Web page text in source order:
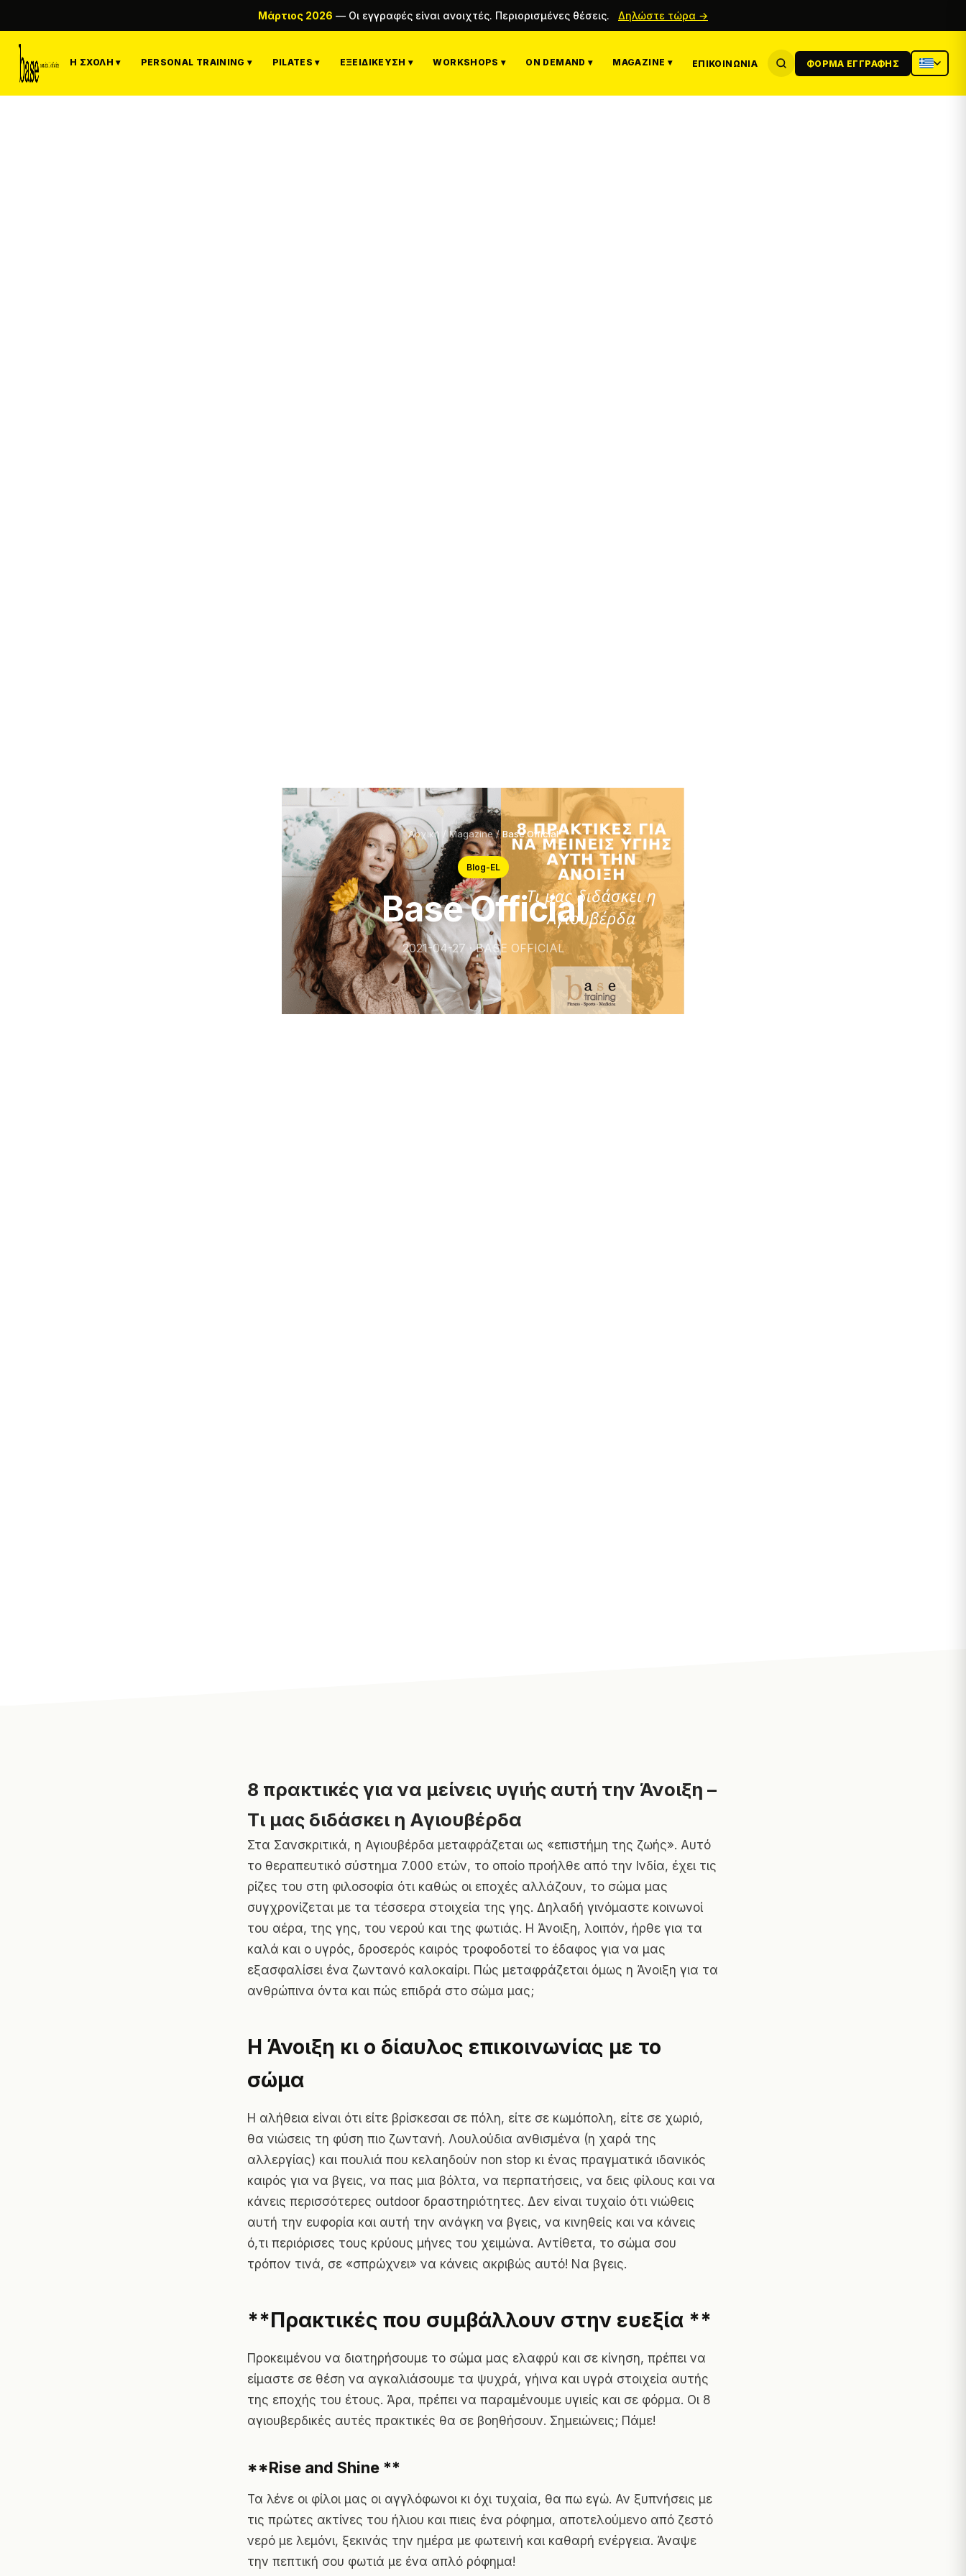
Μάρτιος 2026 — Οι εγγραφές είναι ανοιχτές. Περιορισμένες θέσεις. Δηλώστε τώρα →
Η ΣΧΟΛΉ ▾ PERSONAL TRAINING ▾ PILATES ▾ ΕΞΕΙΔΊΚΕΥΣΗ ▾ WORKSHOPS ▾ ON DEMAND ▾ MAGAZINE ▾ ΕΠΙΚΟΙΝΩΝΊΑ ΦΌΡΜΑ ΕΓΓΡΑΦΉΣ
Αρχική / Magazine/Base Official
Blog-EL
Base Official
2021-04-27 · BASE OFFICIAL
8 πρακτικές για να μείνεις υγιής αυτή την Άνοιξη –
Τι μας διδάσκει η Αγιουβέρδα
Στα Σανσκριτικά, η Αγιουβέρδα μεταφράζεται ως «επιστήμη της ζωής». Αυτό
το θεραπευτικό σύστημα 7.000 ετών, το οποίο προήλθε από την Ινδία, έχει τις
ρίζες του στη φιλοσοφία ότι καθώς οι εποχές αλλάζουν, το σώμα μας
συγχρονίζεται με τα τέσσερα στοιχεία της γης. Δηλαδή γινόμαστε κοινωνοί
του αέρα, της γης, του νερού και της φωτιάς. Η Άνοιξη, λοιπόν, ήρθε για τα
καλά και ο υγρός, δροσερός καιρός τροφοδοτεί το έδαφος για να μας
εξασφαλίσει ένα ζωντανό καλοκαίρι. Πώς μεταφράζεται όμως η Άνοιξη για τα
ανθρώπινα όντα και πώς επιδρά στο σώμα μας;
Η Άνοιξη κι ο δίαυλος επικοινωνίας με το
σώμα
Η αλήθεια είναι ότι είτε βρίσκεσαι σε πόλη, είτε σε κωμόπολη, είτε σε χωριό,
θα νιώσεις τη φύση πιο ζωντανή. Λουλούδια ανθισμένα (η χαρά της
αλλεργίας) και πουλιά που κελαηδούν non stop κι ένας πραγματικά ιδανικός
καιρός για να βγεις, να πας μια βόλτα, να περπατήσεις, να δεις φίλους και να
κάνεις περισσότερες outdoor δραστηριότητες. Δεν είναι τυχαίο ότι νιώθεις
αυτή την ευφορία και αυτή την ανάγκη να βγεις, να κινηθείς και να κάνεις
ό,τι περιόρισες τους κρύους μήνες του χειμώνα. Αντίθετα, το σώμα σου
τρόπον τινά, σε «σπρώχνει» να κάνεις ακριβώς αυτό! Να βγεις.
**Πρακτικές που συμβάλλουν στην ευεξία **
Προκειμένου να διατηρήσουμε το σώμα μας ελαφρύ και σε κίνηση, πρέπει να
είμαστε σε θέση να αγκαλιάσουμε τα ψυχρά, γήινα και υγρά στοιχεία αυτής
της εποχής του έτους. Άρα, πρέπει να παραμένουμε υγιείς και σε φόρμα. Οι 8
αγιουβερδικές αυτές πρακτικές θα σε βοηθήσουν. Σημειώνεις; Πάμε!
**Rise and Shine **
Τα λένε οι φίλοι μας οι αγγλόφωνοι κι όχι τυχαία, θα πω εγώ. Αν ξυπνήσεις με
τις πρώτες ακτίνες του ήλιου και πιεις ένα ρόφημα, αποτελούμενο από ζεστό
νερό με λεμόνι, ξεκινάς την ημέρα με φωτεινή και καθαρή ενέργεια. Άναψε
την πεπτική σου φωτιά με ένα απλό ρόφημα!